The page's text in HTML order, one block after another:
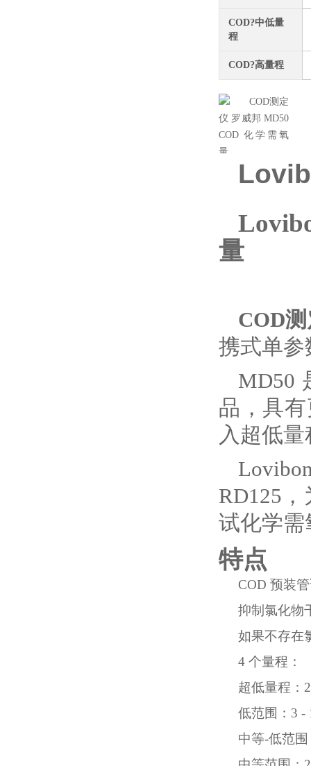
COD?中低量
程
COD?高量程
Lovib
量
COD
携式单参
MD50
品，具
入超低
RD125
试化学需
特点
COD 预装
抑制氯化物
如果不存在
4 个量程：
超低量程：
低范围：3 -
中等-低范围